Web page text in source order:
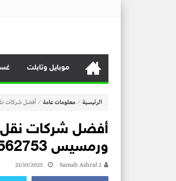
موبايل وتابلت
الرئيسية ⁄ معلومات عامة ⁄ أفضل شركات نقل
أفضل شركات نقل
ورمسيس 01026562753
Samah Ashraf 2
21/10/2025